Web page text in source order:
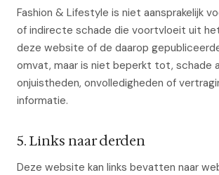
Fashion & Lifestyle is niet aansprakelijk
of indirecte schade die voortvloeit uit
deze website of de daarop
omvat, maar is niet beperkt tot, schade
onjuistheden, onvolledigheden of
informatie.
5. Links naar derden
Deze website kan links bevatten naar